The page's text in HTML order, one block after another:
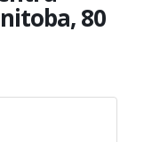
80